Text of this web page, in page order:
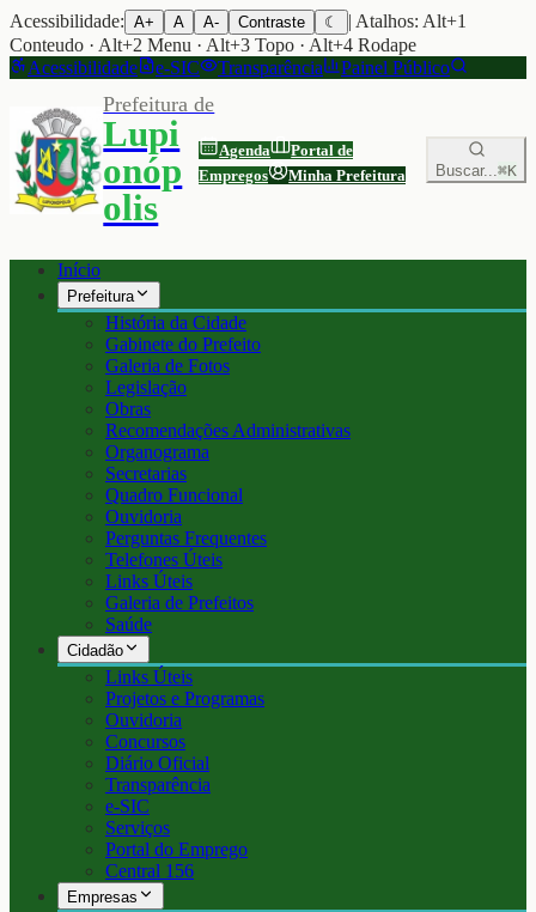
Acessibilidade: A+ A A- Contraste ☾
| Atalhos: Alt+1
Conteudo · Alt+2 Menu · Alt+3 Topo · Alt+4 Rodape
Acessibilidade
e-SIC Transparência Painel Público
Prefeitura de
Lupi
onóp
olis
Agenda
Portal de
Empregos
Minha Prefeitura Buscar...⌘K
Início
Prefeitura
História da Cidade
Gabinete do Prefeito
Galeria de Fotos
Legislação
Obras
Recomendações Administrativas
Organograma
Secretarias
Quadro Funcional
Ouvidoria
Perguntas Frequentes
Telefones Úteis
Links Úteis
Galeria de Prefeitos
Saúde
Cidadão
Links Úteis
Projetos e Programas
Ouvidoria
Concursos
Diário Oficial
Transparência
e-SIC
Serviços
Portal do Emprego
Central 156
Empresas